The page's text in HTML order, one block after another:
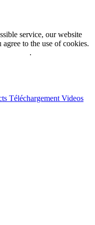
service, our website
to the use of cookies.
.
Téléchargement Videos